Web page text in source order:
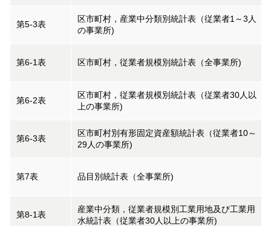
第5-3表
区市町村，産業中分類別統計表（従業者1～3人
の事業所)
第6-1表 区市町村，従業者規模別統計表（全事業所)
第6-2表
区市町村，従業者規模別統計表（従業者30人以
上の事業所)
第6-3表
区市町村別有形固定資産額統計表（従業者10～
29人の事業所)
第7表 品目別統計表（全事業所)
第8-1表
産業中分類，従業者規模別工業用地及び工業用
水統計表（従業者30人以上の事業所)